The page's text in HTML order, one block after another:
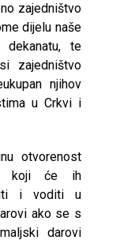
zajedništvo
dijelu naše
dekanatu, te
zajedništvo
njihov
u Crkvi i
otvorenost
koji će ih
i voditi u
ako se s
darovi